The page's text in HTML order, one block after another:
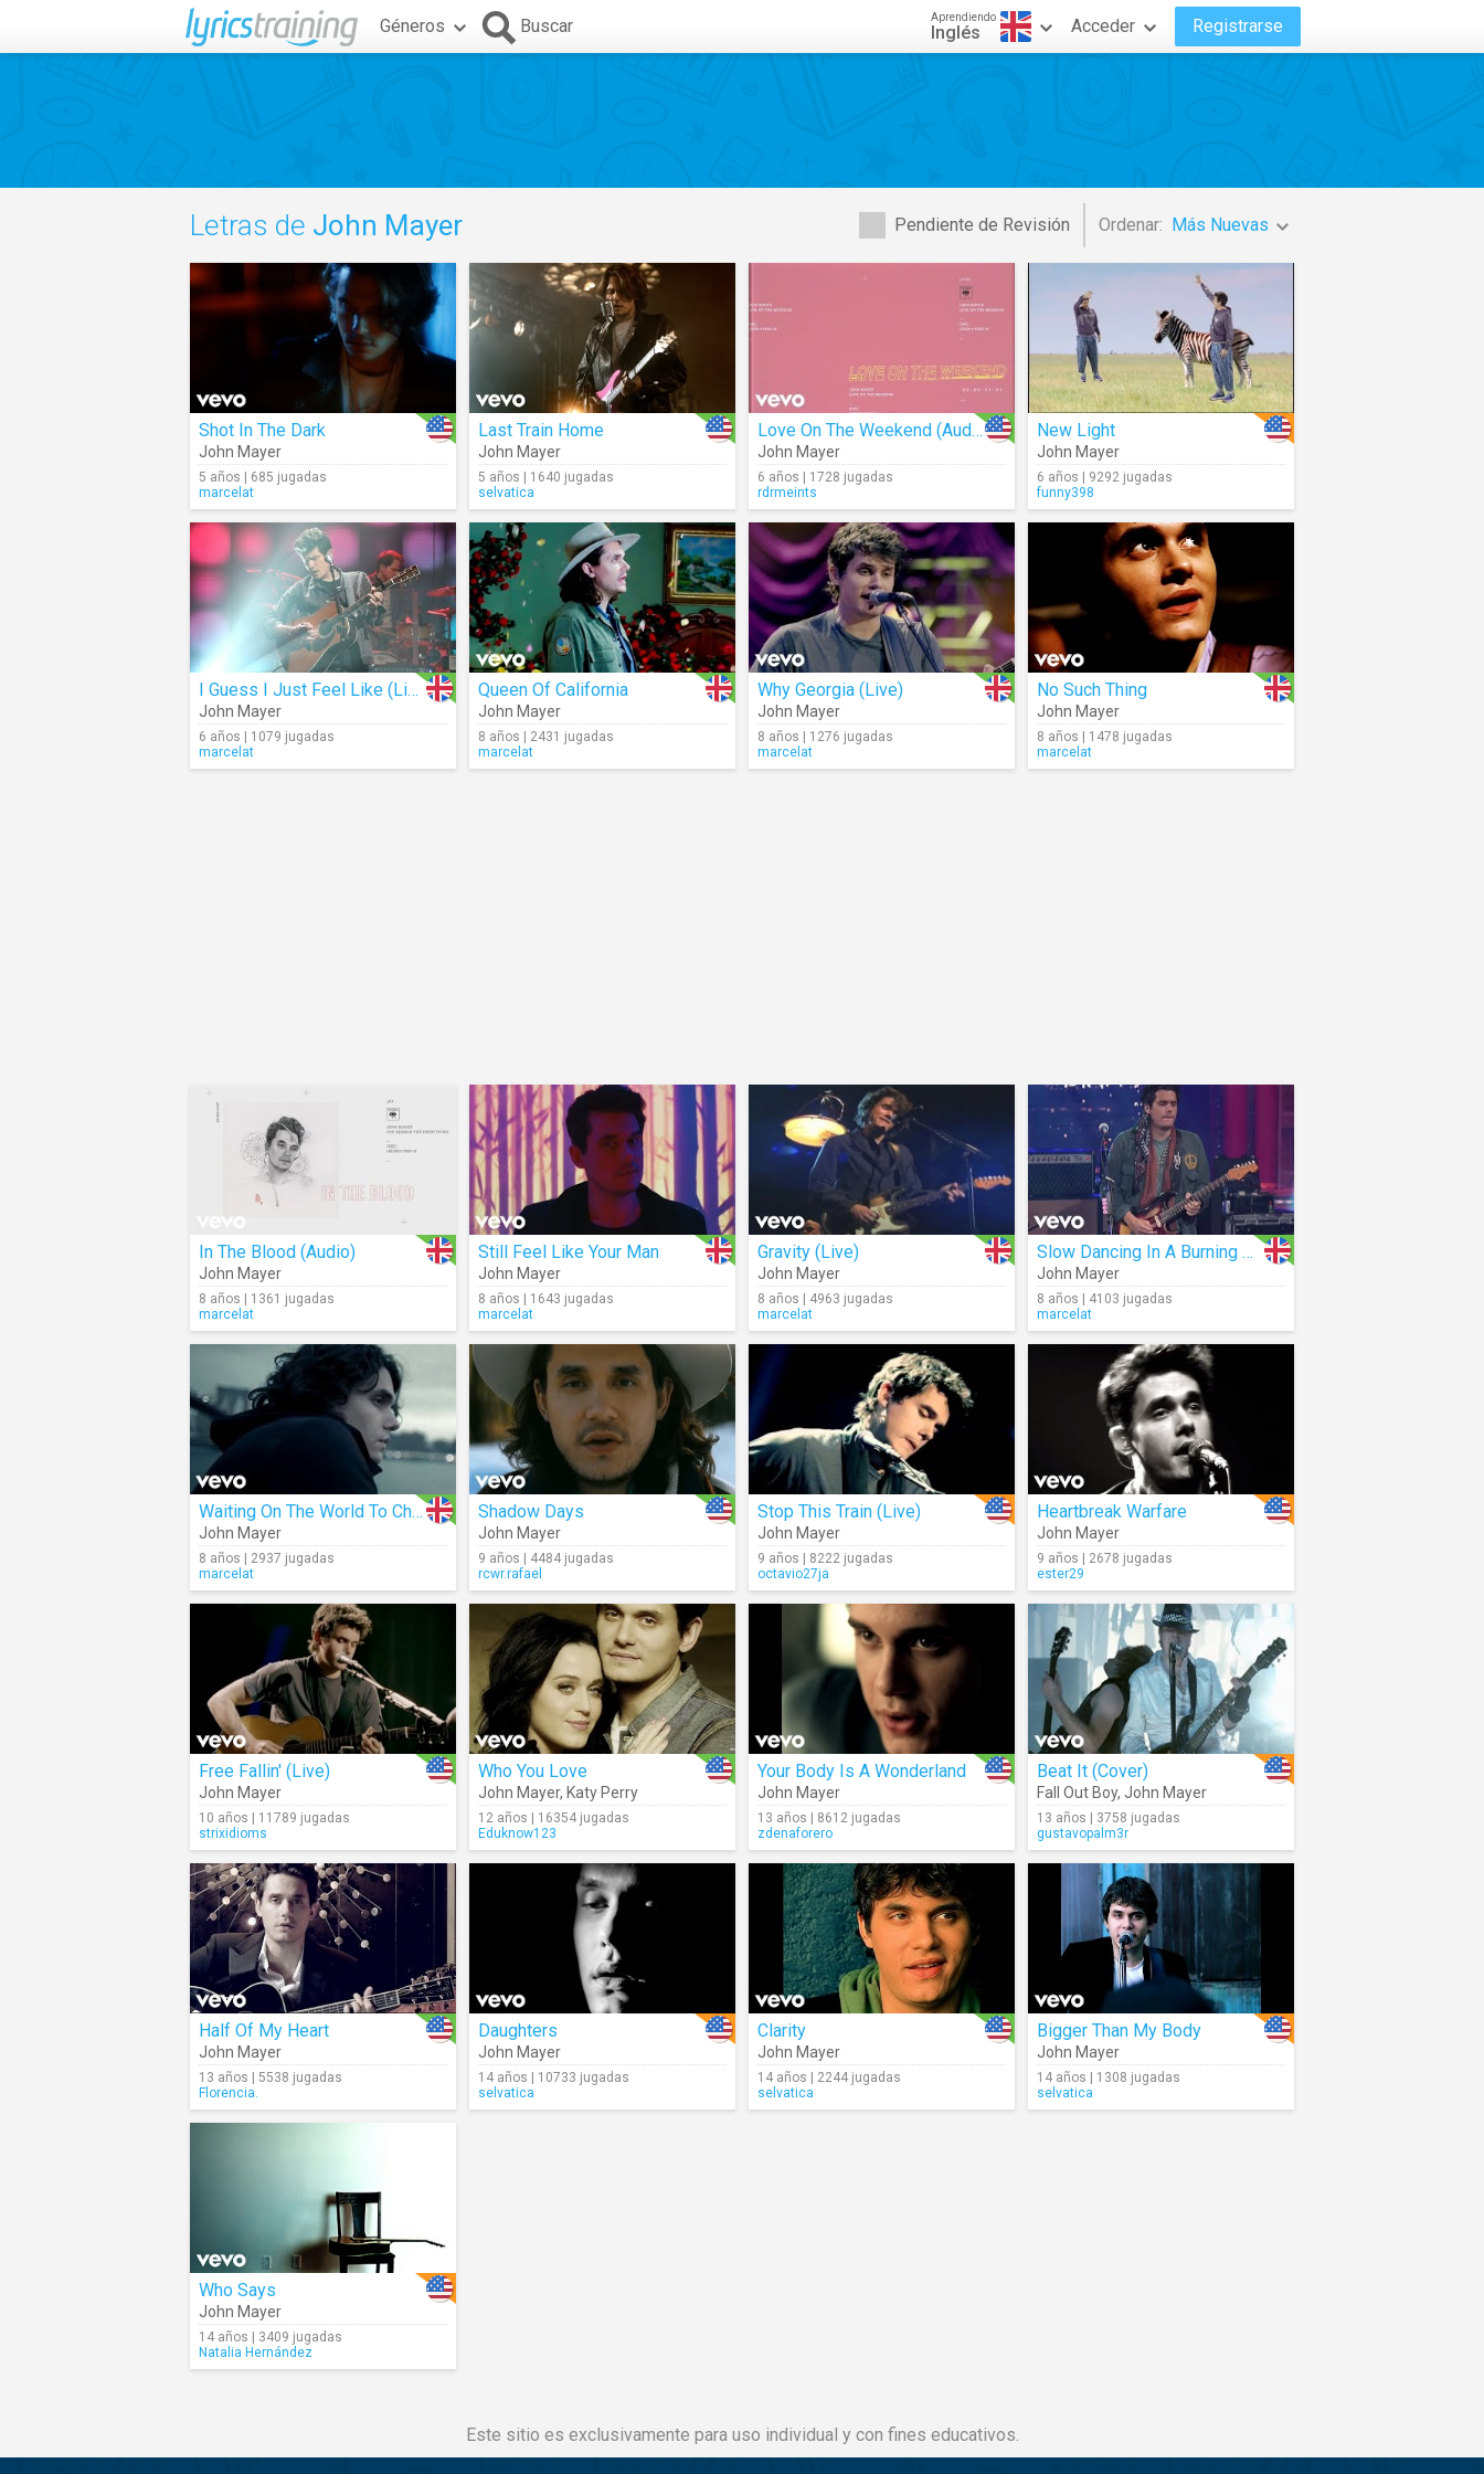
Géneros Buscar Aprendiendo
Inglés Acceder Registrarse
Pendiente de Revisión Ordenar: Más Nuevas
Letras de John Mayer
Shot In The Dark
John Mayer
5 años | 685 jugadas
marcelat
Last Train Home
John Mayer
5 años | 1640 jugadas
selvatica
Love On The Weekend (Audio)
John Mayer
6 años | 1728 jugadas
rdrmeints
New Light
John Mayer
6 años | 9292 jugadas
funny398
I Guess I Just Feel Like (Live)
John Mayer
6 años | 1079 jugadas
marcelat
Queen Of California
John Mayer
8 años | 2431 jugadas
marcelat
Why Georgia (Live)
John Mayer
8 años | 1276 jugadas
marcelat
No Such Thing
John Mayer
8 años | 1478 jugadas
marcelat
In The Blood (Audio)
John Mayer
8 años | 1361 jugadas
marcelat
Still Feel Like Your Man
John Mayer
8 años | 1643 jugadas
marcelat
Gravity (Live)
John Mayer
8 años | 4963 jugadas
marcelat
Slow Dancing In A Burning Room (Live)
John Mayer
8 años | 4103 jugadas
marcelat
Waiting On The World To Change
John Mayer
8 años | 2937 jugadas
marcelat
Shadow Days
John Mayer
9 años | 4484 jugadas
rcwr.rafael
Stop This Train (Live)
John Mayer
9 años | 8222 jugadas
octavio27ja
Heartbreak Warfare
John Mayer
9 años | 2678 jugadas
ester29
Free Fallin' (Live)
John Mayer
10 años | 11789 jugadas
strixidioms
Who You Love
John Mayer, Katy Perry
12 años | 16354 jugadas
Eduknow123
Your Body Is A Wonderland
John Mayer
13 años | 8612 jugadas
zdenaforero
Beat It (Cover)
Fall Out Boy, John Mayer
13 años | 3758 jugadas
gustavopalm3r
Half Of My Heart
John Mayer
13 años | 5538 jugadas
Florencia.
Daughters
John Mayer
14 años | 10733 jugadas
selvatica
Clarity
John Mayer
14 años | 2244 jugadas
selvatica
Bigger Than My Body
John Mayer
14 años | 1308 jugadas
selvatica
Who Says
John Mayer
14 años | 3409 jugadas
Natalia Hernández
Este sitio es exclusivamente para uso individual y con fines educativos.